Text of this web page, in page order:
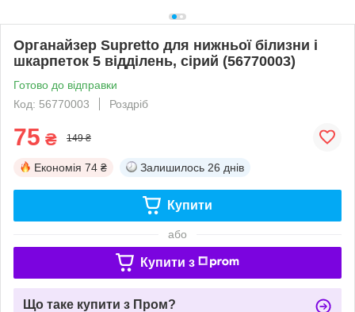
Органайзер Supretto для нижньої білизни і
шкарпеток 5 відділень, сірий (56770003)
Готово до відправки
Код: 56770003
Роздріб
75 ₴ 149 ₴
Економія 74 ₴ Залишилось 26 днів
Купити
або
Купити з
Що таке купити з Пром?